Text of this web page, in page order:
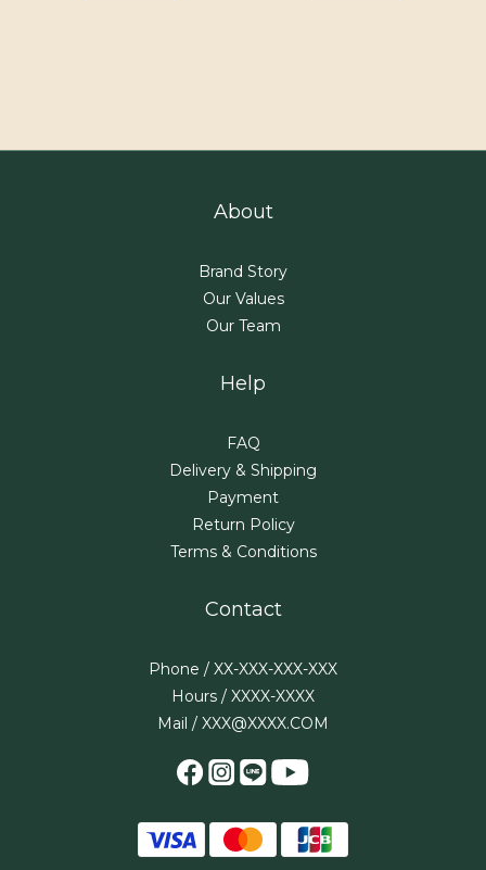
About
Brand Story
Our Values
Our Team
Help
FAQ
Delivery & Shipping
Payment
Return Policy
Terms & Conditions
Contact
Phone / XX-XXX-XXX-XXX
Hours / XXXX-XXXX
Mail / XXX@XXXX.COM